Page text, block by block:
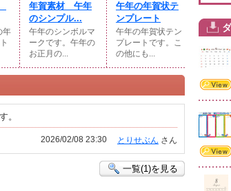
年
年賀素材 午年
のシンプル...
午年のシンボルマ
ークです。午年の
お正月の...
午年の年賀状テ
ンプレート
午年の年賀状テン
プレートです。こ
の他にも...
。
とりせぶん さん
2026/02/08 23:30
一覧(1)を見る